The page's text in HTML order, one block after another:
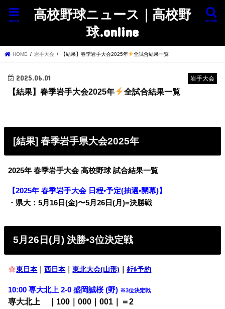
高校野球ニュース｜高校野
球.online
search
menu
HOME 岩手大会 【結果】春季岩手大会2025年 全試合結果一覧
岩手大会
2025.06.01
【結果】春季岩手大会2025年 全試合結果一覧
[結果] 春季岩手県大会2025年
2025年 春季岩手大会 高校野球 試合結果一覧
【2025年 春季岩手大会 日程•予定(抽選•開幕)】
・県大：5月16日(金)〜5月26日(月)=決勝戦
5月26日(月) 決勝•3位決定戦
東日本｜西日本｜東北大会(山形) ｜ﾎﾃﾙ予約
10:00 専大北上 2-0 盛岡誠桜 (野) ※3位決定戦
専大北上 ｜100｜000｜001｜＝2